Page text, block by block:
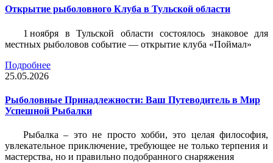
Открытие рыболовного Клуба в Тульской области
1 ноября в Тульской области состоялось знаковое для
местных рыболовов событие — открытие клуба «Поймал»
Подробнее
25.05.2026
Рыболовные Принадлежности: Ваш Путеводитель в Мир
Успешной Рыбалки
Рыбалка – это не просто хобби, это целая философия,
увлекательное приключение, требующее не только терпения и
мастерства, но и правильно подобранного снаряжения